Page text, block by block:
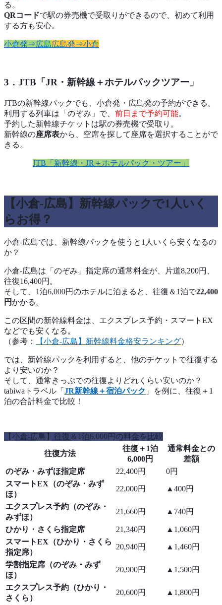
る。
QRコードで駅の券売機で受取りができるので、初めて利用
する方も安心。
小倉発⇒広島広島発⇒小倉
3．JTB「JR・新幹線＋ホテルパックツアー」
JTBの新幹線パックでも、小倉発・広島発の予約ができる。
利用する列車は「のぞみ」で、 前日まで予約可能。
予約した新幹線チケットは駅の券売機で受取り。
新幹線の座席表から、空席を探して座席を選択することがで
きる。
JTB「新幹線・JR＋ホテルパック・ツアー」
【小倉-広島】新幹線パックで1人いく
らお得？
小倉-広島では、新幹線パックを使うと1人いくら安くなるの
か？
小倉-広島は「のぞみ」指定席の通常料金が、片道8,200円、
往復16,400円。
そして、1泊6,000円のホテルに泊まると、往復＆1泊で22,400
円かかる。
この区間の新幹線料金は、エクスプレス予約・スマートEX
などでも安くなる。
（参考：
【小倉-広島】新幹線料金格安ランキング）
では、新幹線パックを利用すると、他のチケットで往復する
より安いのか？
そして、通常きっぷでの往復よりどれくらい安いのか？
tabiwaトラベル「 JR新幹線＋宿泊パック 」を例に、往復＋1
泊の合計料金で比較！
【小倉-広島】往復＆1泊6,000円の料金を比較
往復方法
往復＋1泊
6,000円
通常料金との
差額
のぞみ・みずほ指定席
22,400円
0円
スマートEX（のぞみ・みず
ほ）
22,000円 ▲400円
エクスプレス予約（のぞみ・
みずほ）
21,660円 ▲740円
ひかり・さくら指定席 21,340円
▲1,060円
スマートEX（ひかり・さくら
指定席）
20,940円 ▲1,460円
学割指定席（のぞみ・みず
ほ）
20,900円 ▲1,500円
エクスプレス予約（ひかり・
さくら）
20,600円 ▲1,800円